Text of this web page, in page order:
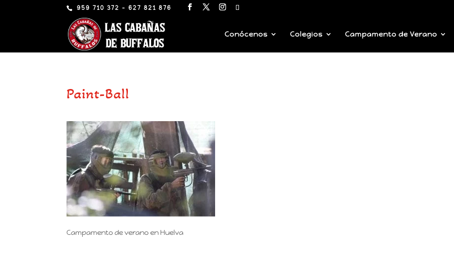
959 710 372 - 627 821 876
Conócenos Colegios Campamento de Verano
Paint-Ball
Campamento de verano en Huelva